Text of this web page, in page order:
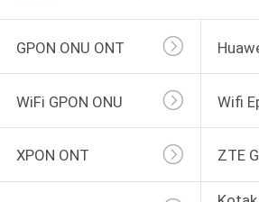
GPON ONU ONT
WiFi GPON ONU Wifi
XPON ONT ZTE